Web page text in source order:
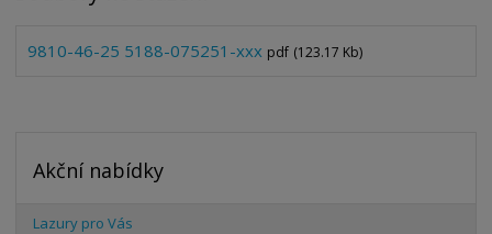
9810-46-25 5188-075251-xxx pdf (123.17 Kb)
Akční nabídky
Lazury pro Vás